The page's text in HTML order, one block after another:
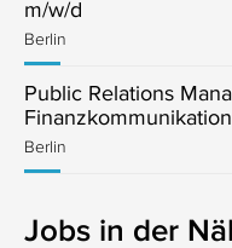
m/w/d
Berlin
Public Relations
Berlin
Jobs in der